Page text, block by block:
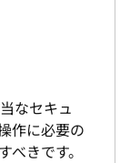
なセキュ
作に必要の
きです。